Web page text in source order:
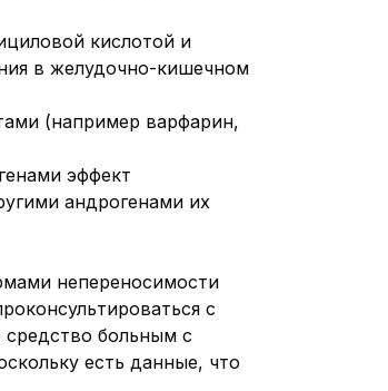
кислотой и
в желудочно-кишечном
(например варфарин,
эффект
андрогенами их
непереносимости
с
больным с
есть данные, что